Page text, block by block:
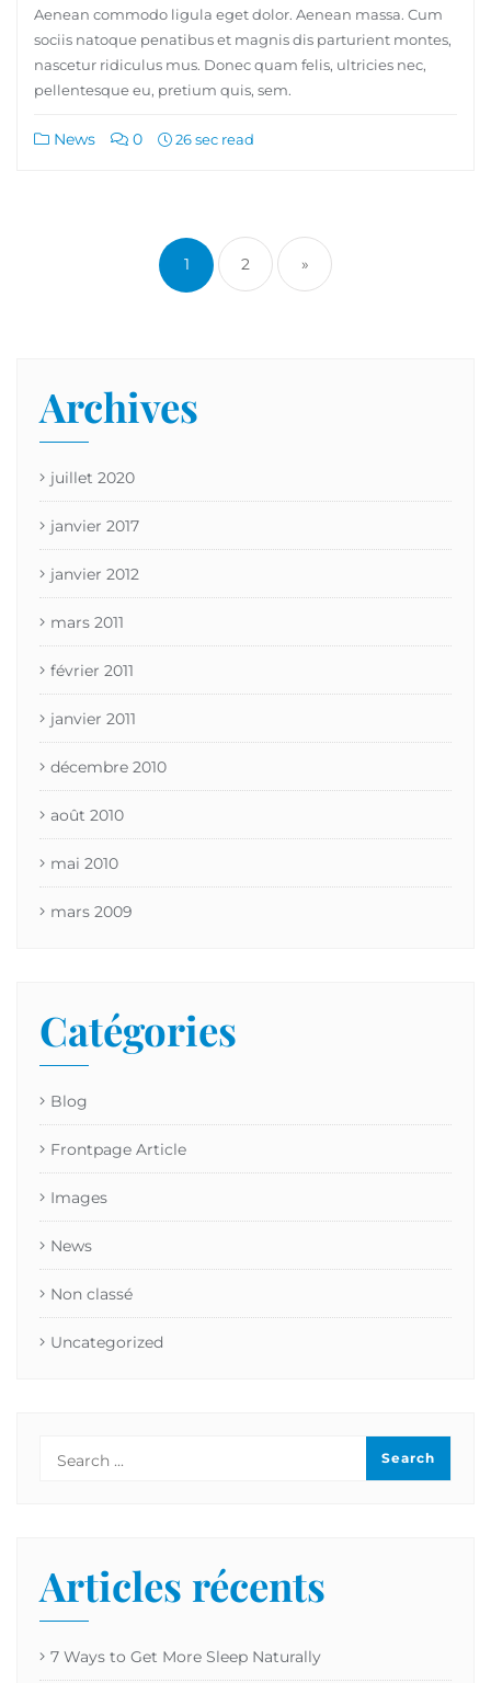
Aenean commodo ligula eget dolor. Aenean massa. Cum
sociis natoque penatibus et magnis dis parturient montes,
nascetur ridiculus mus. Donec quam felis, ultricies nec,
pellentesque eu, pretium quis, sem.
News 0 26 sec read
1 2 »
Archives
juillet 2020
janvier 2017
janvier 2012
mars 2011
février 2011
janvier 2011
décembre 2010
août 2010
mai 2010
mars 2009
Catégories
Blog
Frontpage Article
Images
News
Non classé
Uncategorized
Articles récents
7 Ways to Get More Sleep Naturally